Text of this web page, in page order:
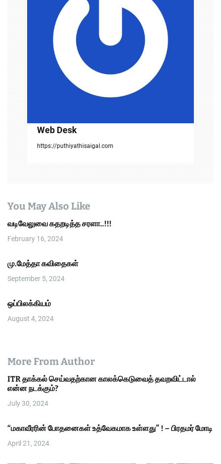
Web Desk
https://puthiyathisaigal.com
You May Also Like
வடிவேலுவை கதறடித்த சரளா..!!!
February 16, 2024
மு.மேத்தா கவிதைகள்
September 5, 2024
ஒப்பிலக்கியம்
August 4, 2024
More From Author
ITR தாக்கல் செய்வதற்கான காலக்கெடுவைத் தவறவிட்டால்
என்ன நடக்கும்?
July 30, 2024
“மகாவீரரின் போதனைகள் உத்வேகமாக உள்ளது” ! – பிரதமர் மோடி
April 21, 2024